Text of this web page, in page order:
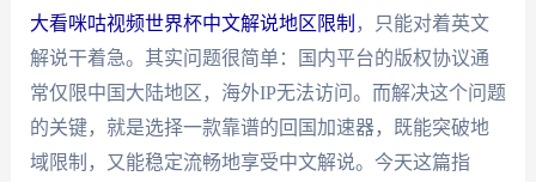
大看咪咕视频世界杯中文解说地区限制 ，只能对着英文
解说干着急。其实问题很简单：国内平台的版权协议通
常仅限中国大陆地区，海外IP无法访问。而解决这个问题
的关键，就是选择一款靠谱的回国加速器，既能突破地
域限制，又能稳定流畅地享受中文解说。今天这篇指